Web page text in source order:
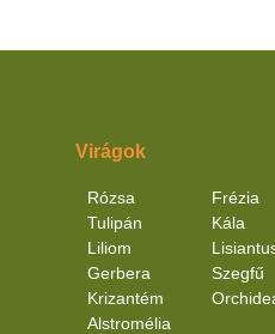
Virágok
Rózsa
Tulipán
Liliom
Gerbera
Krizantém
Alstromélia
Frézia
Kála
Szegfű